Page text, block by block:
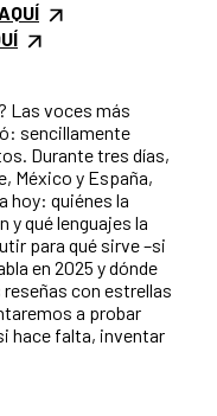
Las voces más
sencillamente
Durante tres días,
México y España,
hoy: quiénes la
y qué lenguajes la
para qué sirve –si
en 2025 y dónde
con estrellas
a probar
hace falta, inventar